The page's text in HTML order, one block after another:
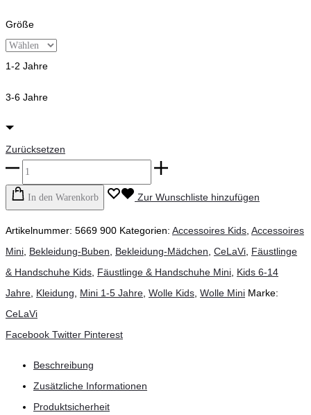
Größe
1-2 Jahre
3-6 Jahre
Zurücksetzen
CeLaVi
-
Fäustlinge,
militärolive
(2er
Pack)
Menge
In den Warenkorb Zur Wunschliste hinzufügen
Artikelnummer: 5669 900 Kategorien: Accessoires Kids Accessoires
Mini Bekleidung-Buben Bekleidung-Mädchen CeLaVi Fäustlinge
& Handschuhe Kids Fäustlinge & Handschuhe Mini Kids 6-14
Jahre Kleidung Mini 1-5 Jahre Wolle Kids Wolle Mini Marke:
CeLaVi
Teilen
Facebook Twitter Pinterest
Beschreibung
Zusätzliche Informationen
Produktsicherheit